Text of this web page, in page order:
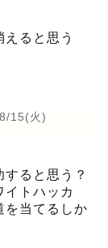
ると思う
15(火)
ると思う？
イトハッカ
を当てるしか